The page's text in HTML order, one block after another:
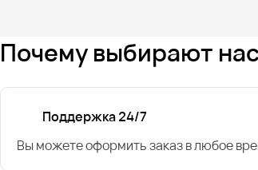
Почему выбирают нас
Поддержка 24/7
Вы можете оформить заказ в любое